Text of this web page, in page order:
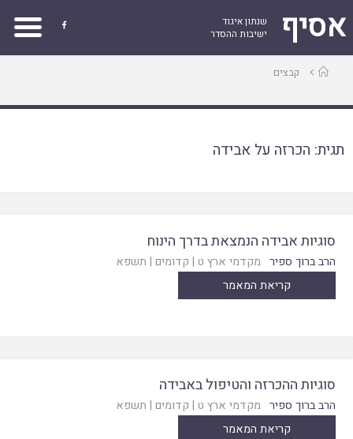
אסיף
שנתון איגוד
ישיבות ההסדר

עמודקבצים
תגית: הכרזה על אבידה
סוגיות אבידה הנמצאת בדרך הינוח
הרב ברוך ספיר מקדמי ארץ ט | קדומים | תשפא
קריאת המאמר
סוגיות ההכרזה והטיפול באבידה
הרב ברוך ספיר מקדמי ארץ ט | קדומים | תשפא
קריאת המאמר